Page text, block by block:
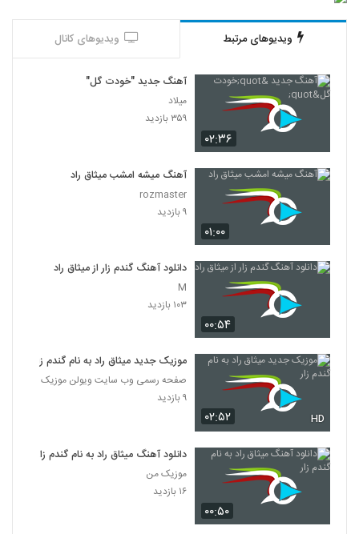
ویدیوهای مرتبط ویدیوهای کانال
۰۲:۳۶
آهنگ جدید "خودت گل"
میلاد
۳۵۹ بازدید
۰۱:۰۰
آهنگ میشه امشب میثاق راد
rozmaster
۹ بازدید
۰۰:۵۴
دانلود آهنگ گندم زار از میثاق راد
M
۱۰۳ بازدید
۰۲:۵۲ HD
موزیک جدید میثاق راد به نام گندم زار
صفحه رسمی وب سایت ویولن موزیک
۹ بازدید
۰۰:۵۰
دانلود آهنگ میثاق راد به نام گندم زار
موزیک من
۱۶ بازدید